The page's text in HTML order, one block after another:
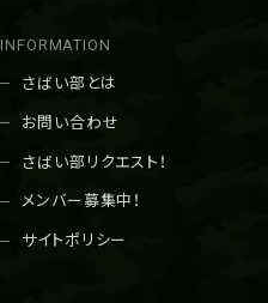
INFORMATION
さばい部とは
お問い合わせ
さばい部リクエスト！
メンバー募集中！
サイトポリシー